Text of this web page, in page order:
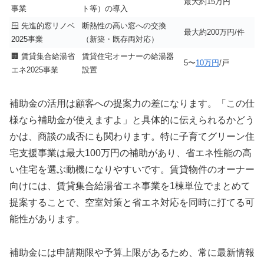
事業 ト等）の導入
🪟 先進的窓リノベ
2025事業
断熱性の高い窓への交換
（新築・既存両対応）
最大約200万円/件
🏢 賃貸集合給湯省
エネ2025事業
賃貸住宅オーナーの給湯器
設置
5〜10万円/戸
補助金の活用は顧客への提案力の差になります。「この仕
様なら補助金が使えますよ」と具体的に伝えられるかどう
かは、商談の成否にも関わります。特に子育てグリーン住
宅支援事業は最大100万円の補助があり、省エネ性能の高
い住宅を選ぶ動機になりやすいです。賃貸物件のオーナー
向けには、賃貸集合給湯省エネ事業を1棟単位でまとめて
提案することで、空室対策と省エネ対応を同時に打てる可
能性があります。
補助金には申請期限や予算上限があるため、常に最新情報